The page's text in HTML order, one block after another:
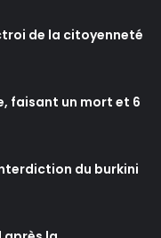
de la citoyenneté
faisant un mort et 6
du burkini